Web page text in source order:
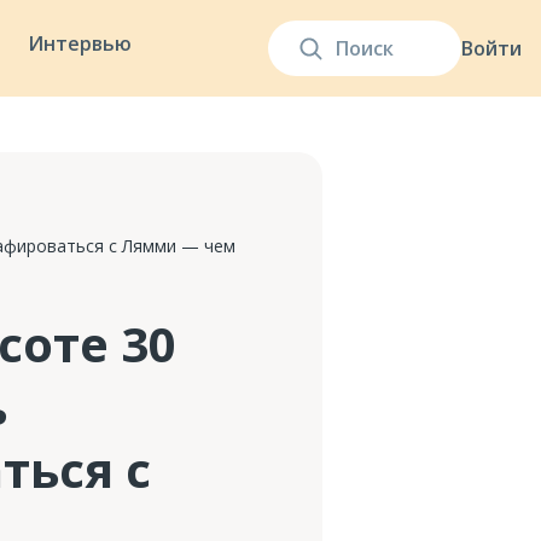
Войти
Интервью
с Лямми — чем
30
с